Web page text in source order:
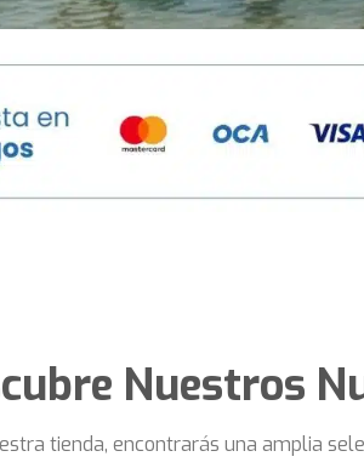
Nuestros
tienda, encontrarás una amplia